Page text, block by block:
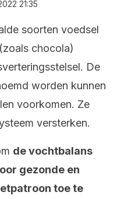
21:35
soorten voedsel
chocola)
De
worden kunnen
voorkomen. Ze
versterken.
de vochtbalans
gezonde en
toe te